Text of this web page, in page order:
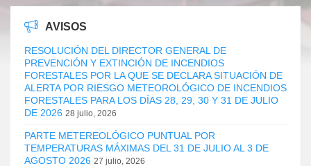
AVISOS
RESOLUCIÓN DEL DIRECTOR GENERAL DE
PREVENCIÓN Y EXTINCIÓN DE INCENDIOS
FORESTALES POR LA QUE SE DECLARA SITUACIÓN DE
ALERTA POR RIESGO METEOROLÓGICO DE INCENDIOS
FORESTALES PARA LOS DÍAS 28, 29, 30 Y 31 DE JULIO
DE 2026 28 julio, 2026
PARTE METEREOLÓGICO PUNTUAL POR
TEMPERATURAS MÁXIMAS DEL 31 DE JULIO AL 3 DE
AGOSTO 2026 27 julio, 2026